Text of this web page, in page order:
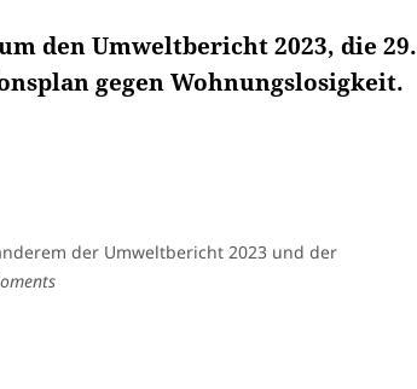
den Umweltbericht 2023, die 29.
gegen Wohnungslosigkeit.
der Umweltbericht 2023 und der